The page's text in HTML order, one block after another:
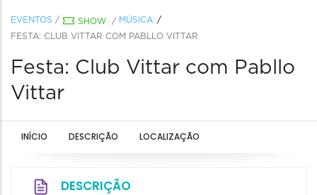
EVENTOS / SHOW / MÚSICA
FESTA: CLUB VITTAR COM PABLLO VITTAR
Festa: Club Vittar com Pabllo
Vittar
INÍCIO DESCRIÇÃO LOCALIZAÇÃO
DESCRIÇÃO